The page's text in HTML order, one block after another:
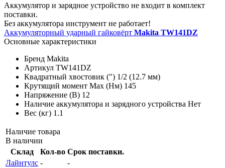
Аккумулятор и зарядное устройство не входит в комплект
поставки.
Без аккумулятора инструмент не работает!
Аккумуляторный ударный гайковёрт Makita TW141DZ
Основные характеристики
Бренд Makita
Артикул TW141DZ
Квадратный хвостовик (") 1/2 (12.7 мм)
Крутящий момент Max (Нм) 145
Напряжение (В) 12
Наличие аккумулятора и зарядного устройства Нет
Вес (кг) 1.1
Наличие товара
В наличии
Склад
Кол-во Срок поставки.
Лайнтулс -
-